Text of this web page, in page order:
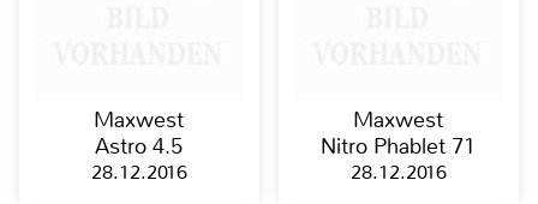
Maxwest
Astro 4.5
28.12.2016
Maxwest
Nitro Phablet 71
28.12.2016